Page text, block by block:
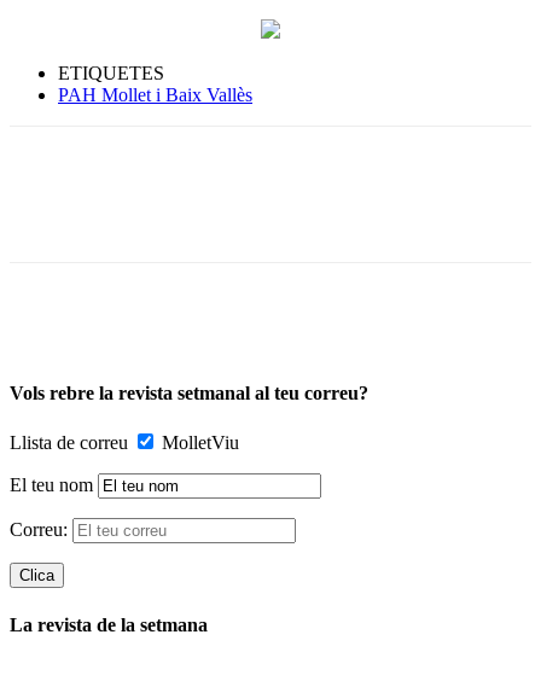
ETIQUETES
PAH Mollet i Baix Vallès
Vols rebre la revista setmanal al teu correu?
Llista de correu MolletViu
El teu nom
Correu:
La revista de la setmana